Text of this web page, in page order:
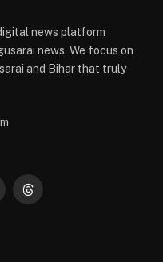
news platform
news. We focus on
and Bihar that truly
Threads